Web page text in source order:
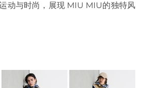
动与时尚，展现 MIU MIU的独特风